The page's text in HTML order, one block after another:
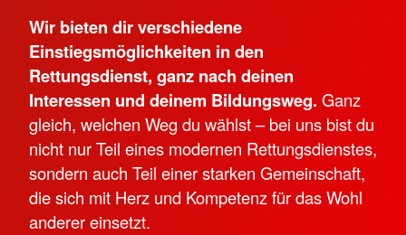
Wir bieten dir verschiedene
Einstiegsmöglichkeiten in den
Rettungsdienst, ganz nach deinen
Interessen und deinem Bildungsweg. Ganz
gleich, welchen Weg du wählst – bei uns bist du
nicht nur Teil eines modernen Rettungsdienstes,
sondern auch Teil einer starken Gemeinschaft,
die sich mit Herz und Kompetenz für das Wohl
anderer einsetzt.